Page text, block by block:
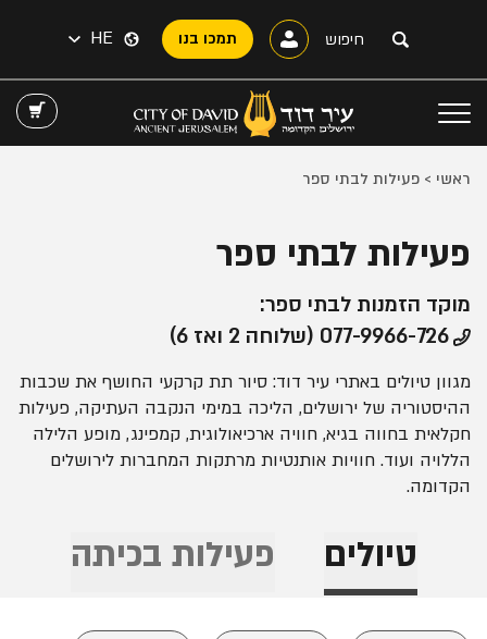
תמכו בנו HE
ראשי > פעילות לבתי ספר
פעילות לבתי ספר
מוקד הזמנות לבתי ספר:
077-9966-726 (שלוחה 2 ואז 6)
מגוון טיולים באתרי עיר דוד: סיור תת קרקעי החושף את שכבות
ההיסטוריה של ירושלים, הליכה במימי הנקבה העתיקה, פעילות
חקלאית בחווה בגיא, חוויה ארכיאולוגית, קמפינג, מופע הלילה
הללויה ועוד. חוויות אותנטיות מרתקות המחברות לירושלים
הקדומה.
טיולים פעילות בכיתה